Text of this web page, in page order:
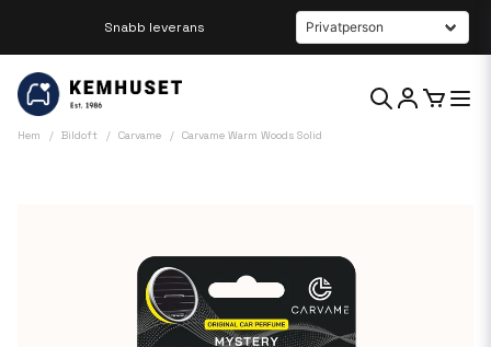
Beställ innan kl 12 så skickar vi samma dag
Hem Bildoft Carvame Carvame Warm Woods Solid